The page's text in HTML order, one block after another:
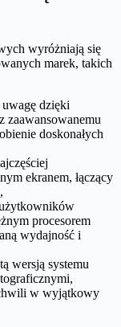
wyróżniają się
marek, takich
dzięki
zaawansowanemu
doskonałych
ekranem, łączący
procesorem
wydajność i
wersją systemu
w wyjątkowy